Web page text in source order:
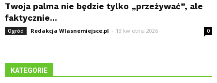
Twoja palma nie będzie tylko „przeżywać”, ale
faktycznie...
Ogród Redakcja Wlasnemiejsce.pl - 13 kwietnia 2026 0
KATEGORIE